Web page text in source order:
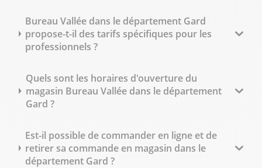
Bureau Vallée dans le département Gard
propose-t-il des tarifs spécifiques pour les
professionnels ?
Quels sont les horaires d'ouverture du
magasin Bureau Vallée dans le département
Gard ?
Est-il possible de commander en ligne et de
retirer sa commande en magasin dans le
département Gard ?